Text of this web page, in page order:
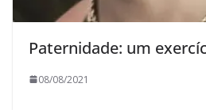
Paternidade: um
08/08/2021